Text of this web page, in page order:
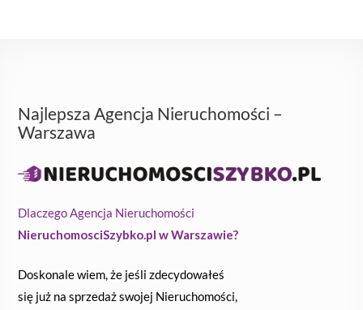
Najlepsza Agencja Nieruchomości –
Warszawa
Dlaczego Agencja Nieruchomości
NieruchomosciSzybko.pl w Warszawie?
Doskonale wiem, że jeśli zdecydowałeś
się już na sprzedaż swojej Nieruchomości,